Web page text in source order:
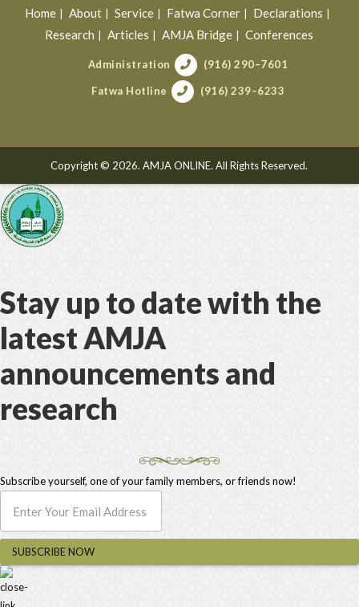
Home About Service Fatwa Corner
Declarations
Research
Articles AMJA Bridge Conferences
Administration (916) 290–7601
Fatwa Hotline (916) 239–6233
Copyright © 2026. AMJA ONLINE. All Rights Reserved.
Stay up to date with the
latest AMJA
announcements and
research
Subscribe yourself, one of your family members, or friends now!
SUBSCRIBE NOW